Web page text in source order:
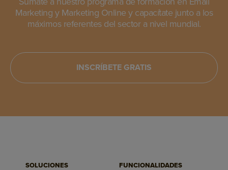
Marketing y Marketing Online y capacítate junto a los
máximos referentes del sector a nivel mundial.
INSCRÍBETE GRATIS
SOLUCIONES FUNCIONALIDADES